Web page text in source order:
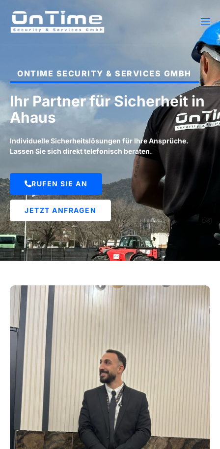
ONTIME SECURITY & SERVICES GMBH
Ihr Partner für Sicherheit in
Ahaus
Individuelle Sicherheitslösungen für Ihre Ansprüche.
Lassen Sie sich direkt telefonisch beraten.
RUFEN SIE AN
JETZT ANFRAGEN